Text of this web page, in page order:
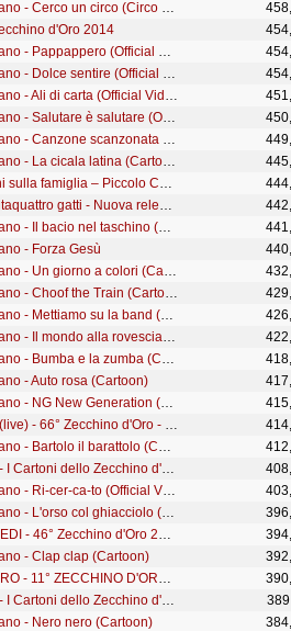
Piccolo Coro dell'Antoniano - Cerco un circo (Circo baby dance)
d'Oro 2014
Piccolo Coro dell'Antoniano - Pappappero (Official Video) - 63° Zecchino d'Oro
Piccolo Coro dell'Antoniano - Dolce sentire (Official Video)
Piccolo Coro dell'Antoniano - Ali di carta (Official Video)
Piccolo Coro dell'Antoniano - Salutare è salutare (Official Video) - 63° Zecchino d'Oro
Piccolo Coro dell'Antoniano - Canzone scanzonata (Cartoon)
Piccolo Coro dell'Antoniano - La cicala latina (Cartoon)
Zecchino d’oro - Canzoni sulla famiglia – Piccolo Coro dell’Antoniano
Zecchino d'Oro - Quarantaquattro gatti - Nuova release 2015
Piccolo Coro dell'Antoniano - Il bacio nel taschino (Official video - 68° Zecchino d'Oro)
- Forza Gesù
Piccolo Coro dell'Antoniano - Un giorno a colori (Cartoon)
Piccolo Coro dell'Antoniano - Choof the Train (Cartoon)
Piccolo Coro dell'Antoniano - Mettiamo su la band (official video) - 65° Zecchino d'oro
Piccolo Coro dell'Antoniano - Il mondo alla rovescia (Live) - 65° Zecchino d'Oro
Piccolo Coro dell'Antoniano - Bumba e la zumba (Cartoon)
- Auto rosa (Cartoon)
Piccolo Coro dell'Antoniano - NG New Generation (Official Video)
Non ci cascheremo mai (live) - 66° Zecchino d'Oro - Piccolo Coro dell'Antoniano
Piccolo Coro dell'Antoniano - Bartolo il barattolo (Cartoon)
Piccolo Coro Antoniano - I Cartoni dello Zecchino d'Oro - Volume 5
Piccolo Coro dell'Antoniano - Ri-cer-ca-to (Official Video)
Piccolo Coro dell'Antoniano - L'orso col ghiacciolo (Live) - 65° Zecchino d'Oro
IL TIP TAP DEL MILLEPIEDI - 46° Zecchino d'Oro 2003 - Canzoni Animate
- Clap clap (Cartoon)
VOLEVO UN GATTO NERO - 11° ZECCHINO D'ORO (CASTING TOUR VERSION)
Piccolo Coro Antoniano - I Cartoni dello Zecchino d'Oro - Volume 3
- Nero nero (Cartoon)